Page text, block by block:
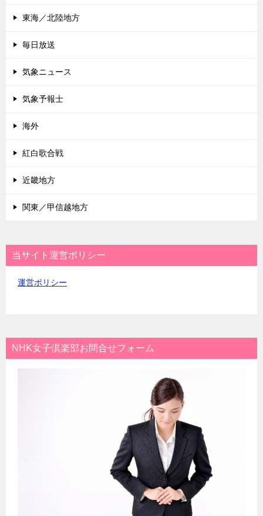
東海／北陸地方
毎日放送
気象ニュース
気象予報士
海外
紅白歌合戦
近畿地方
関東／甲信越地方
当サイト運営ポリシー
運営ポリシー
NHK女子倶楽部お問合せフォーム